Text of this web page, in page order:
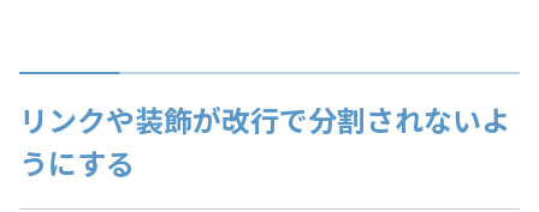
リンクや装飾が改行で分割されないよ
うにする